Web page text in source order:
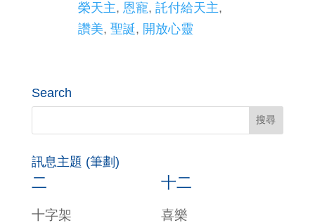
榮天主,恩寵,託付給天主,
讚美,聖誕, 開放心靈
Search
訊息主題 (筆劃)
二
十字架
十二
喜樂